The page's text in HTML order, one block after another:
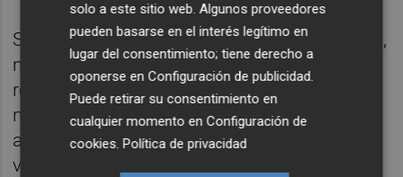
Siempre que lo pienso, desisto, tengo miedo,
no terror a ser igual que el resto,
refiriéndome a que lo de tatuarme el cuerpo
no está en mi cesta de la compra. Una
adquisición que nunca imaginaria que los
valencianos íbamos a materializar, y sobre
solo a este sitio web. Algunos proveedores
pueden basarse en el interés legítimo en
lugar del consentimiento; tiene derecho a
oponerse enConfiguración de publicidad.
Puede retirar su consentimiento en
cualquier momento enConfiguración de
cookies.Política de privacidad